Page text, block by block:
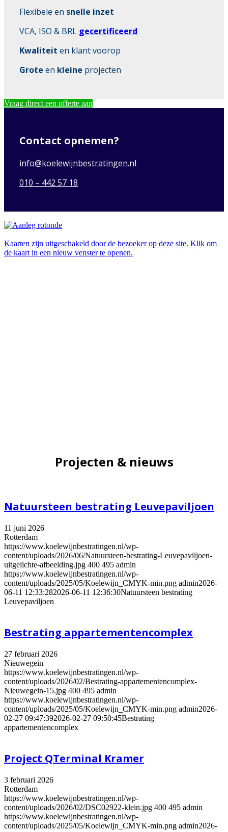
Flexibele en snelle inzet
VCA, ISO & BRL gecertificeerd
Kwaliteit en klant voorop
Grote en kleine projecten
Vraag direct een offerte aan
Contact opnemen?
info@koelewijnbestratingen.nl
010 – 442 57 18
Kaarten zijn uitgeschakeld door de bezoeker op deze site. Klik om
de kaart in een nieuw venster te openen.
Projecten & nieuws
Natuursteen bestrating Leuvepaviljoen
11 juni 2026
Rotterdam
https://www.koelewijnbestratingen.nl/wp-
content/uploads/2026/06/Natuursteen-bestrating-Leuvepaviljoen-
uitgelichte-afbeelding.jpg 400 495 admin
https://www.koelewijnbestratingen.nl/wp-
content/uploads/2025/05/Koelewijn_CMYK-min.png admin2026-
06-11 12:33:282026-06-11 12:36:30Natuursteen bestrating
Leuvepaviljoen
Bestrating appartementencomplex
27 februari 2026
Nieuwegein
https://www.koelewijnbestratingen.nl/wp-
content/uploads/2026/02/Bestrating-appartementencomplex-
Nieuwegein-15.jpg 400 495 admin
https://www.koelewijnbestratingen.nl/wp-
content/uploads/2025/05/Koelewijn_CMYK-min.png admin2026-
02-27 09:47:392026-02-27 09:50:45Bestrating
appartementencomplex
Project QTerminal Kramer
3 februari 2026
Rotterdam
https://www.koelewijnbestratingen.nl/wp-
content/uploads/2026/02/DSC02922-klein.jpg 400 495 admin
https://www.koelewijnbestratingen.nl/wp-
content/uploads/2025/05/Koelewijn_CMYK-min.png admin2026-